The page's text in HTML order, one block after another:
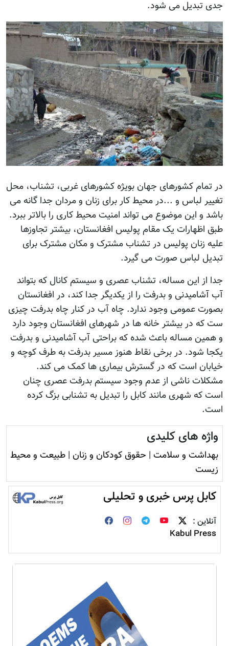
جدی تبدیل می شود.
در تمام کشورهای جهان بويژه کشورهای غربی، تشناب، محل
تغییر لباس و ...در محیط کار برای زنان و مردان جدا گانه می
باشد و این موضوع می تواند امنیت محیط کاری را بالاتر ببرد.
طبق اظهارات یک مقام پولیس افغانستان، بیشتر تجاوزها
علیه زنان پولیس در تشناب مشترک و مکان مشترک برای
تبدیل لباس صورت می گیرد.
جدا از این مساله، تشناب عصری و سیستم کانال که بتواند
آب آشامیدنی و بدرفت را از یکدیگر جدا کند، در افغانستان
بصورت عمومی وجود ندارد. چاه آب در کنار چاه بدرفت چیزی
ست که در بیشتر خانه ها در شهرهای افغانستان وجود دارد
و همین مساله باعث شده که براحتی آب آشامیدنی و بدرفت
یکجا شود. در برخی نقاط هنوز مسیر بدرفت به طرف کوچه و
خیابان است که در گسترش بیماری ها کمک می کند.
مشکلات ناشی از عدم وجود سیستم بدرفت عصری چنان
است که شهری مانند کابل را تبدیل به تشنابی بزگ کرده
است.
واژه های کلیدی
بهداشت و سلامت | حقوق کودکان و زنان | طبیعت و محيط
زيست
کابل پرس خبری و تحلیلی
آنلاین :
Kabul Press